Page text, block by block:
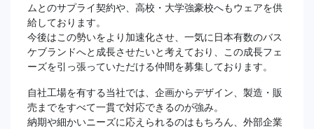
ムとのサプライ契約や、高校・大学強豪校へもウェアを供
給しております。
今後はこの勢いをより加速化させ、一気に日本有数のバス
ケブランドへと成長させたいと考えており、この成長フェ
ーズを引っ張っていただける仲間を募集しております。
自社工場を有する当社では、企画からデザイン、製造・販
売までをすべて一貫で対応できるのが強み。
納期や細かいニーズに応えられるのはもちろん、外部企業